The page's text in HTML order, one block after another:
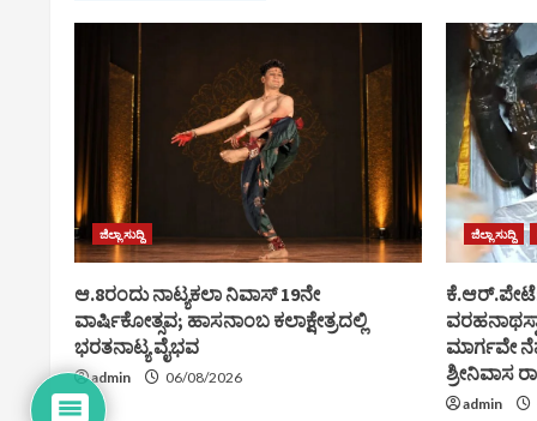
ಜಿಲ್ಲಾ ಸುದ್ದಿ
ಆ.8ರಂದು ನಾಟ್ಯಕಲಾ ನಿವಾಸ್ 19ನೇ
ವಾರ್ಷಿಕೋತ್ಸವ; ಹಾಸನಾಂಬ ಕಲಾಕ್ಷೇತ್ರದಲ್ಲಿ
ಭರತನಾಟ್ಯ ವೈಭವ
admin 06/08/2026
ಜಿಲ್ಲಾ ಸುದ್ದಿ
ಕೆ.ಆರ್.ಪೇಟೆ:
ಮಾರ್ಗವೇ
ಶ್ರೀನಿವಾಸ
admin